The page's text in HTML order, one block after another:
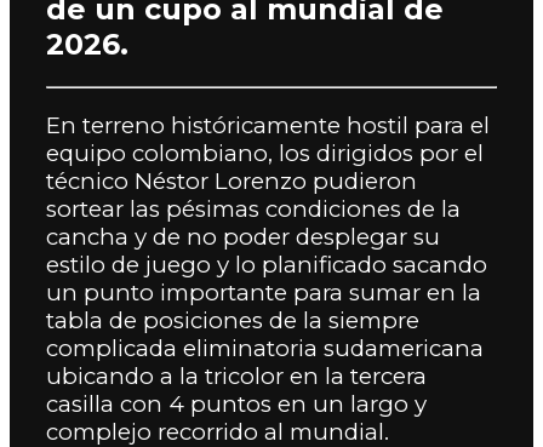
de un cupo al mundial de
2026.
En terreno históricamente hostil para el
equipo colombiano, los dirigidos por el
técnico Néstor Lorenzo pudieron
sortear las pésimas condiciones de la
cancha y de no poder desplegar su
estilo de juego y lo planificado sacando
un punto importante para sumar en la
tabla de posiciones de la siempre
complicada eliminatoria sudamericana
ubicando a la tricolor en la tercera
casilla con 4 puntos en un largo y
complejo recorrido al mundial.